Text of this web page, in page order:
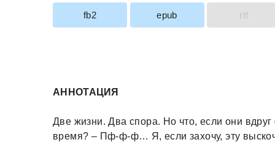
fb2 epub rtf
АННОТАЦИЯ
Две жизни. Два спора. Но что, если они
время? – Пф-ф-ф… Я, если захочу, эту